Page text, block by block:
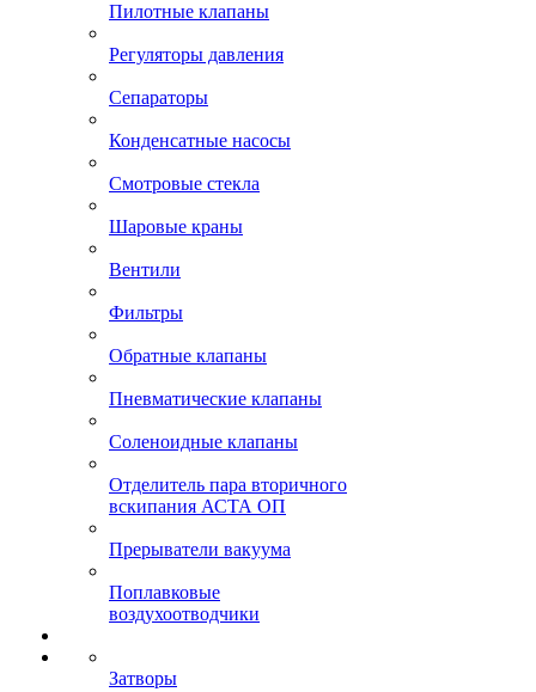
Пилотные клапаны
Регуляторы давления
Сепараторы
Конденсатные насосы
Смотровые стекла
Шаровые краны
Вентили
Фильтры
Обратные клапаны
Пневматические клапаны
Соленоидные клапаны
Отделитель пара вторичного
вскипания АСТА ОП
Прерыватели вакуума
Поплавковые
воздухоотводчики
Затворы